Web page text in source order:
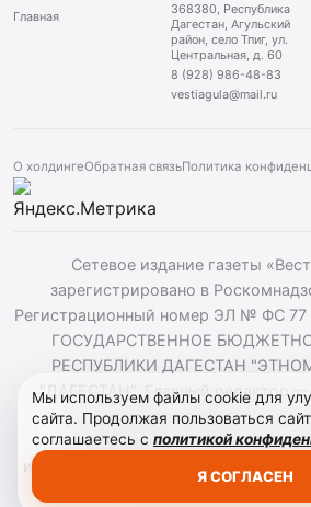
Главная
368380, Республика
Дагестан, Агульский
район, село Тпиг, ул.
Центральная, д. 60
8 (928) 986-48-83
vestiagula@mail.ru
О холдингеОбратная связьПолитика
Сетевое издание газеты
зарегистрировано в
Регистрационный номер ЭЛ № ФС 77
ГОСУДАРСТВЕННОЕ
РЕСПУБЛИКИ ДАГЕСТАН
"ДАГЕСТАН". Главный редактор —
vestiagul@etnomediadag.ru
+79898808732 Телефон:
использовании материалов сайта
Мы используем файлы cookie для
сайта. Продолжая пользоваться
соглашаетесь с политикой
Я СОГЛАСЕН